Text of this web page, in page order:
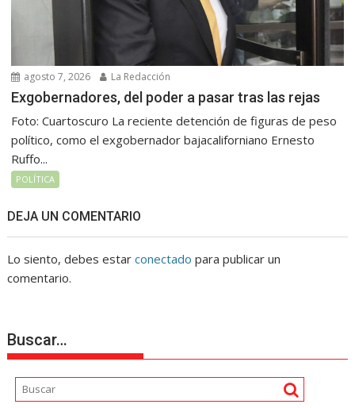
agosto 7, 2026 La Redacción
Exgobernadores, del poder a pasar tras las rejas
Foto: Cuartoscuro La reciente detención de figuras de peso
político, como el exgobernador bajacaliforniano Ernesto
Ruffo...
POLÍTICA
DEJA UN COMENTARIO
Lo siento, debes estarconectado para publicar un
comentario.
Buscar…